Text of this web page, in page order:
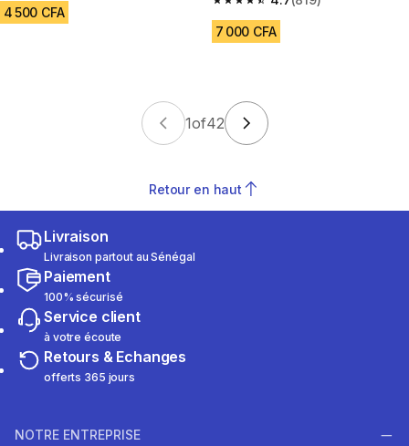
4 500 CFA 4.7 out of 5 stars from 819
7 000 CFA
1of42
Retour en haut
Livraison
Livraison partout au Sénégal
Paiement
100% sécurisé
Service client
à votre écoute
Retours & Echanges
offerts 365 jours
NOTRE ENTREPRISE